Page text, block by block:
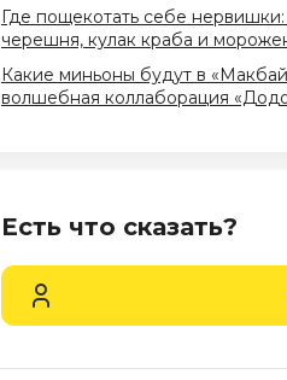
Где пощекотать себе
черешня, кулак краба и
Какие миньоны будут в
волшебная коллаборация
Есть что сказать?